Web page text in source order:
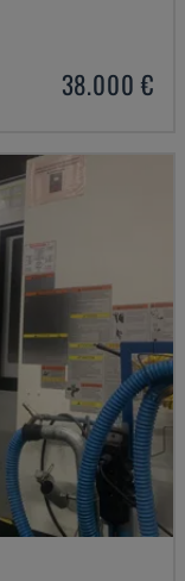
38.000 €